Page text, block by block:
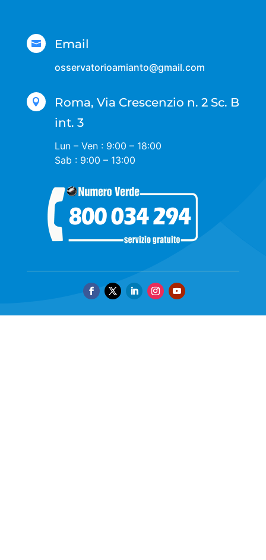
 Email
osservatorioamianto@gmail.com

Roma, Via Crescenzio n. 2 Sc. B
int. 3
Lun – Ven : 9:00 – 18:00
Sab : 9:00 – 13:00